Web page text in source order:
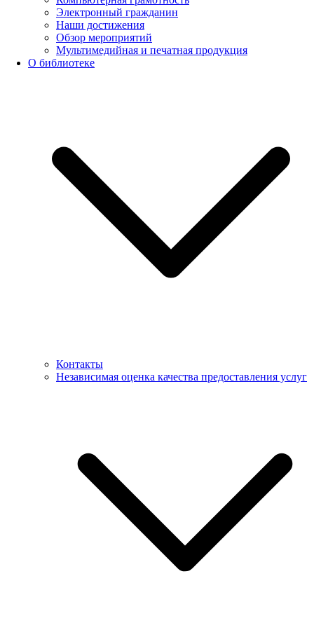
Электронный гражданин
Наши достижения
Обзор мероприятий
Мультимедийная и печатная продукция
О библиотеке
Контакты
Независимая оценка качества предоставления услуг